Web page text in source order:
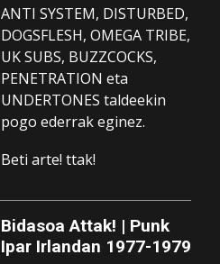
ANTI SYSTEM, DISTURBED,
DOGSFLESH, OMEGA TRIBE,
UK SUBS, BUZZCOCKS,
PENETRATION eta
UNDERTONES taldeekin
pogo ederrak eginez.
Beti arte! ttak!
Bidasoa Attak! | Punk
Ipar Irlandan 1977-1979